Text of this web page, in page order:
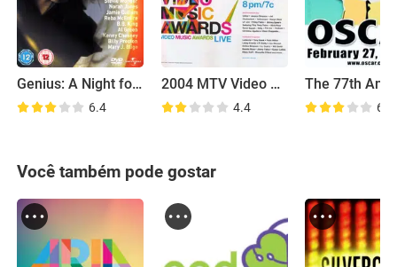
Genius: A Night for Ray Charles
6.4
2004 MTV Video Music Awards
4.4 6.2
Você também pode gostar